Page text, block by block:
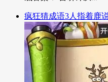
疯狂猜成语3人指着鹿